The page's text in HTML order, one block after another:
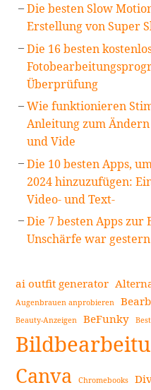
Die besten Slow
Erstellung von Super
Die 16 besten
Überprüfung
Wie funktionieren
Anleitung zum
und Vide
Die 10 besten Apps,
2024 hinzuzufügen:
Video- und Text-
Die 7 besten Apps
Unschärfe war
ai outfit generator
Augenbrauen anprobieren
Beauty-Anzeigen BeFunky
Canva Chromebooks